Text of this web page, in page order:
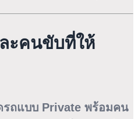
ะคนขับที่ให้
ถแบบ Private พร้อมคน